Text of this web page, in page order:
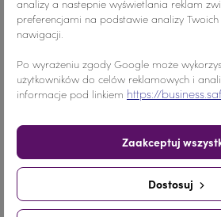
Materiał Akryl
Nr.Kategorii nr. katalogowy
- + Dodaj do koszyka
analizy a nastepnie wyświetlania reklam
preferencjami na podstawie analizy
nawigacji.
Po wyrażeniu zgody Google może
użytkowników do celów reklamowych i
informacje pod linkiem https://
Dostosuj
Zaakceptuj